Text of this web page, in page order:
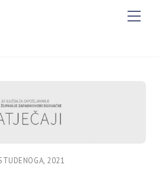
M
e
2021